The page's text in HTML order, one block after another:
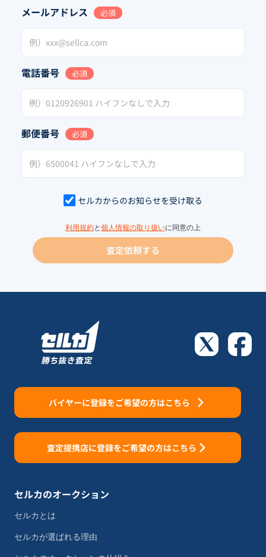
メールアドレス 必須
電話番号 必須
郵便番号 必須
セルカからのお知らせを受け取る
利用規約と 個人情報の取り扱いに同意の上
査定依頼する
バイヤーに登録をご希望の方はこちら
査定提携店に登録をご希望の方はこちら
セルカのオークション
セルカとは
セルカが選ばれる理由